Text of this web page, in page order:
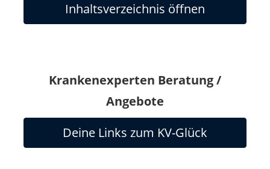
Inhaltsverzeichnis öffnen
Krankenexperten Beratung /
Angebote
Deine Links zum KV-Glück